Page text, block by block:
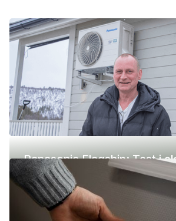
Panasonic Flagship: Test i
(-42 °C)